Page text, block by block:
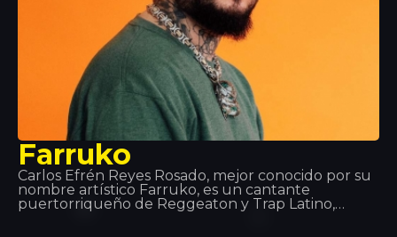
Farruko
Carlos Efrén Reyes Rosado, mejor conocido por su
nombre artístico Farruko, es un cantante
puertorriqueño de Reggeaton y Trap Latino,